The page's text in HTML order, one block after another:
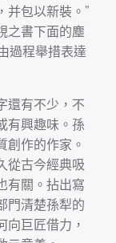
并包以新裝。”
之書下面的塵
過程舉措表達
還有不少，不
有興趣味。孫
創作的作家。
從古今經典吸
有關。拈出寫
門清楚孫犁的
向巨匠借力，